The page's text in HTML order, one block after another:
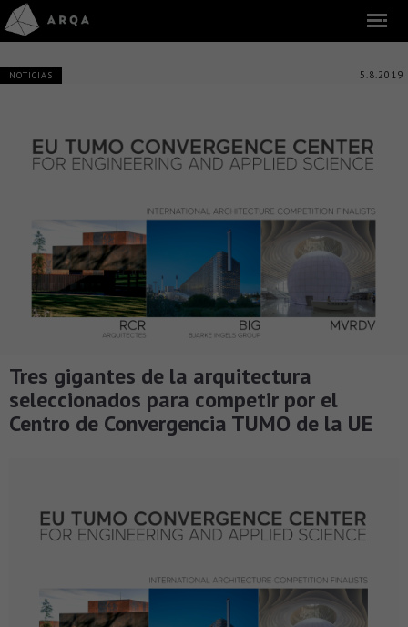
NOTICIAS 5.8.2019
Tres gigantes de la arquitectura
seleccionados para competir por el
Centro de Convergencia TUMO de la UE